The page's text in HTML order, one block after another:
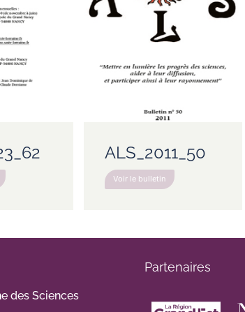
ALS_2011_50
Voir le bulletin
des Sciences
Partenaires